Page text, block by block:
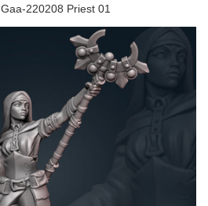
Gaa-220208 Priest 01